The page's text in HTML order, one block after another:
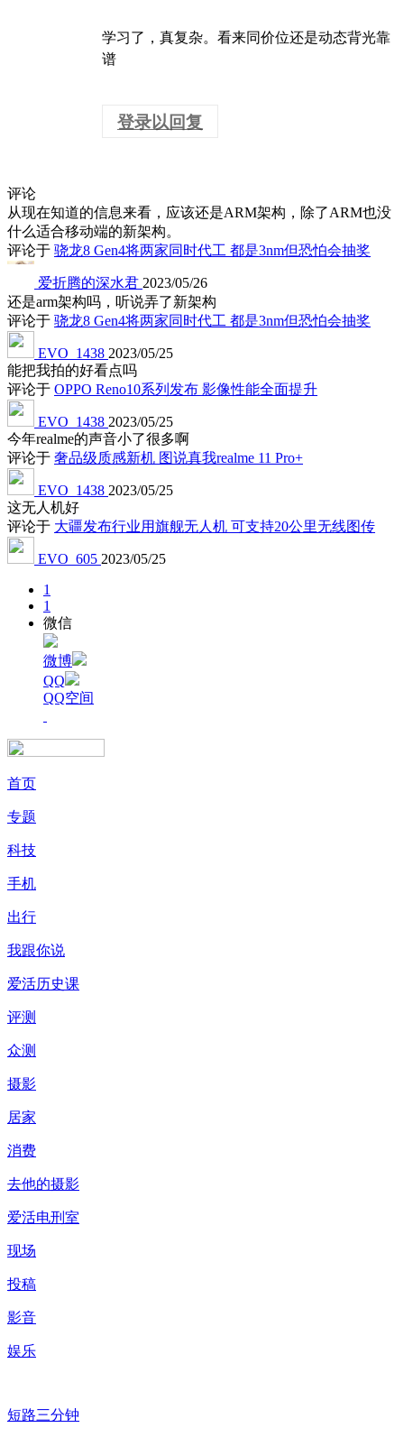
学习了，真复杂。看来同价位还是动态背光靠
谱
登录以回复
评论
从现在知道的信息来看，应该还是ARM架构，除了ARM也没
什么适合移动端的新架构。
评论于 骁龙8 Gen4将两家同时代工 都是3nm但恐怕会抽奖
爱折腾的深水君 2023/05/26
还是arm架构吗，听说弄了新架构
评论于 骁龙8 Gen4将两家同时代工 都是3nm但恐怕会抽奖
EVO_1438 2023/05/25
能把我拍的好看点吗
评论于 OPPO Reno10系列发布 影像性能全面提升
EVO_1438 2023/05/25
今年realme的声音小了很多啊
评论于 奢品级质感新机 图说真我realme 11 Pro+
EVO_1438 2023/05/25
这无人机好
评论于 大疆发布行业用旗舰无人机 可支持20公里无线图传
EVO_605 2023/05/25
1
1
微信
微博
QQ
QQ空间
首页
专题
科技
手机
出行
我跟你说
爱活历史课
评测
众测
摄影
居家
消费
去他的摄影
爱活电刑室
现场
投稿
影音
娱乐
短路三分钟